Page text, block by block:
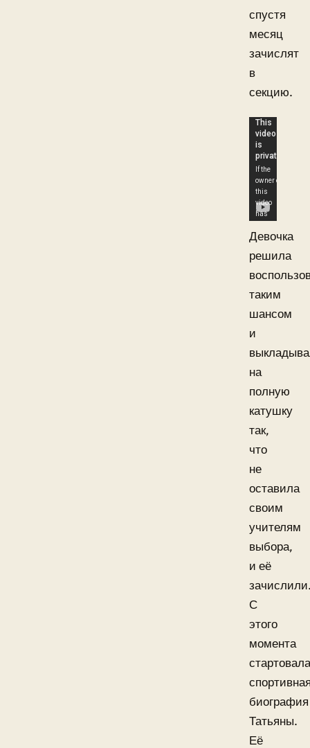
спустя
месяц
зачислят
в
секцию.
Девочка
решила
таким
шансом
и
на
полную
катушку
так,
что
не
оставила
своим
учителям
выбора,
и её
С
этого
момента
стартовала
биография
Татьяны.
Её